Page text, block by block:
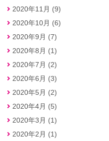
2020年11月 (9)
2020年10月 (6)
2020年9月 (7)
2020年8月 (1)
2020年7月 (2)
2020年6月 (3)
2020年5月 (2)
2020年4月 (5)
2020年3月 (1)
2020年2月 (1)